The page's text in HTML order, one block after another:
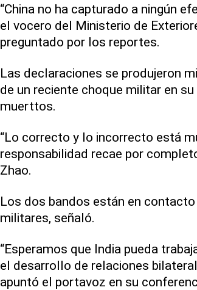
“China no ha capturado a ningún
el vocero del Ministerio de
preguntado por los reportes.
Las declaraciones se produjeron
de un reciente choque militar en
muerttos.
“Lo correcto y lo incorrecto está
responsabilidad recae por
Zhao.
Los dos bandos están en
militares, señaló.
“Esperamos que India pueda
el desarrollo de relaciones
apuntó el portavoz en su